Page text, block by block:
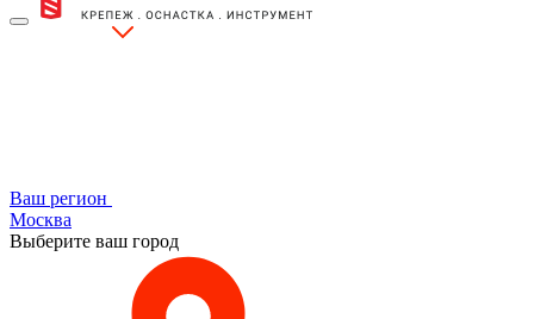
Ваш регион
Москва
Выберите ваш город